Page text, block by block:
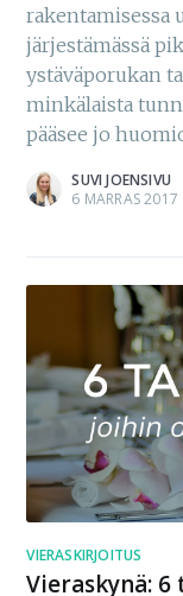
rakentamisessa
järjestämässä
ystäväporukan
minkälaista
pääsee jo
SUVI JOENSIVU
6 MARRAS 2017
VIERASKIRJOITUS
Vieraskynä: